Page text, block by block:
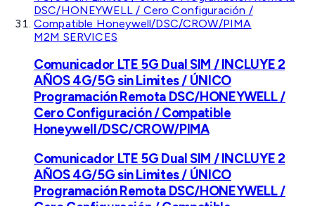
M2M SERVICES
Comunicador LTE 5G Dual SIM / INCLUYE 2
AÑOS 4G/5G sin Limites / ÚNICO
Programación Remota DSC/HONEYWELL /
Cero Configuración / Compatible
Honeywell/DSC/CROW/PIMA
Comunicador LTE 5G Dual SIM / INCLUYE 2
AÑOS 4G/5G sin Limites / ÚNICO
Programación Remota DSC/HONEYWELL /